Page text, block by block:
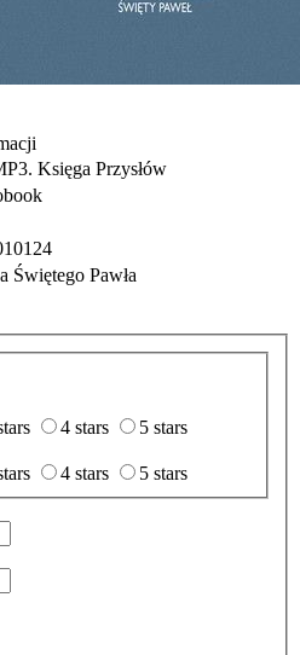
Księga Przysłów
Świętego Pawła
4 stars
5 stars
4 stars
5 stars